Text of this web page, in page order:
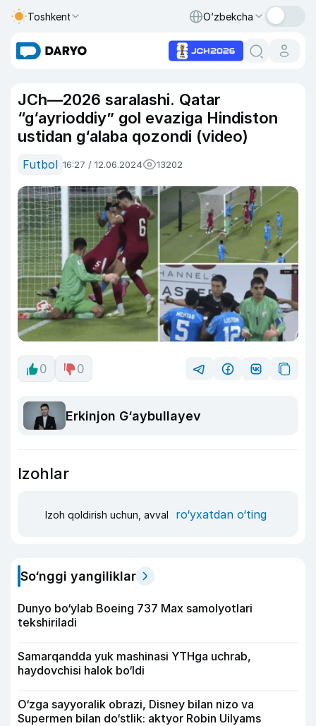
Toshkent O‘zbekcha
JCh—2026 saralashi. Qatar
“g‘ayrioddiy” gol evaziga Hindiston
ustidan g‘alaba qozondi (video)
Futbol 16:27 / 12.06.2024 13202
0 0
Erkinjon G‘aybullayev
Izohlar
Izoh qoldirish uchun, avval ro‘yxatdan o‘ting
So‘nggi yangiliklar
Dunyo bo‘ylab Boeing 737 Max samolyotlari
tekshiriladi
Samarqandda yuk mashinasi YTHga uchrab,
haydovchisi halok bo‘ldi
O‘zga sayyoralik obrazi, Disney bilan nizo va
Supermen bilan do‘stlik: aktyor Robin Uilyams